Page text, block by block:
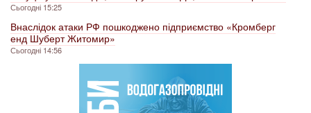
Сьогодні 15:25
Внаслідок атаки РФ пошкоджено підприємство «Кромберг
енд Шуберт Житомир»
Сьогодні 14:56